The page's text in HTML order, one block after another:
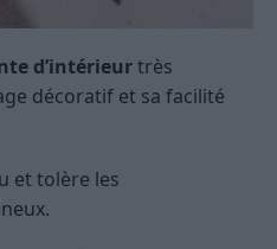
d’intérieurtrès
décoratif et sa facilité
et tolère les